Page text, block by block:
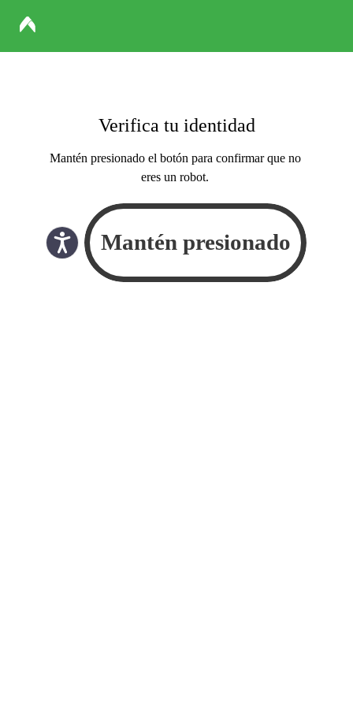
Verifica tu identidad
Mantén presionado el botón para confirmar que no
eres un robot.